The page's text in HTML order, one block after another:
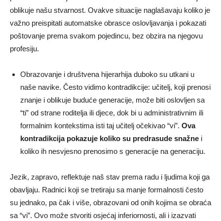
oblikuje našu stvarnost. Ovakve situacije naglašavaju koliko je
važno preispitati automatske obrasce oslovljavanja i pokazati
poštovanje prema svakom pojedincu, bez obzira na njegovu
profesiju.
Obrazovanje i društvena hijerarhija duboko su utkani u
naše navike. Često vidimo kontradikcije: učitelj, koji prenosi
znanje i oblikuje buduće generacije, može biti oslovljen sa
“ti” od strane roditelja ili djece, dok bi u administrativnim ili
formalnim kontekstima isti taj učitelj očekivao “vi”. Ova
kontradikcija pokazuje koliko su predrasude snažne i
koliko ih nesvjesno prenosimo s generacije na generaciju.
Jezik, zapravo, reflektuje naš stav prema radu i ljudima koji ga
obavljaju. Radnici koji se tretiraju sa manje formalnosti često
su jednako, pa čak i više, obrazovani od onih kojima se obraća
sa “vi”. Ovo može stvoriti osjećaj inferiornosti, ali i izazvati